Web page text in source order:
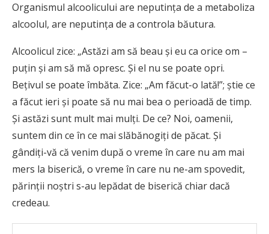
Organismul alcoolicului are neputinţa de a metaboliza
alcoolul, are neputinţa de a controla băutura.
Alcoolicul zice: „Astăzi am să beau şi eu ca orice om –
puţin şi am să mă opresc. Şi el nu se poate opri.
Beţivul se poate îmbăta. Zice: „Am făcut-o lată!”; ştie ce
a făcut ieri şi poate să nu mai bea o perioadă de timp.
Şi astăzi sunt mult mai mulţi. De ce? Noi, oamenii,
suntem din ce în ce mai slăbănogiţi de păcat. Şi
gândiţi-vă că venim după o vreme în care nu am mai
mers la biserică, o vreme în care nu ne-am spovedit,
părinţii noştri s-au lepădat de biserică chiar dacă
credeau.